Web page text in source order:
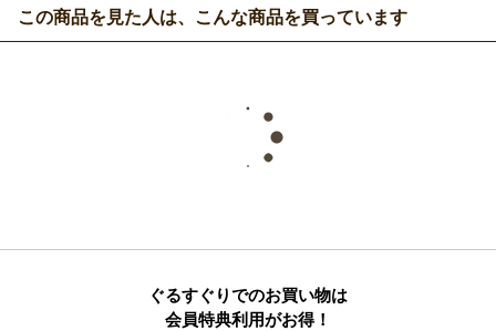
この商品を見た人は、こんな商品を買っています
ぐるすぐりでのお買い物は
会員特典利用がお得！